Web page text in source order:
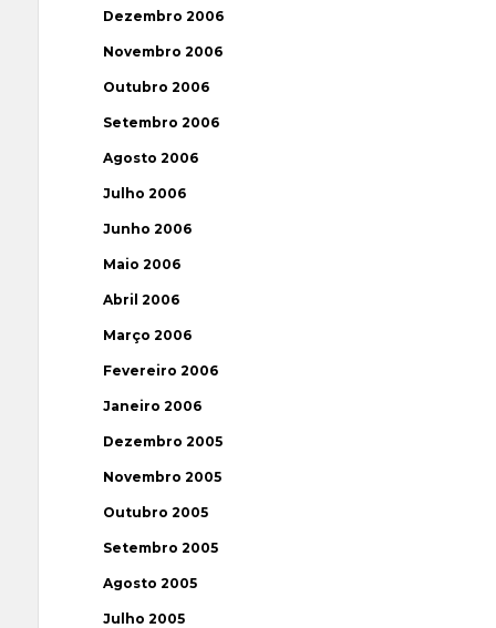
Dezembro 2006
Novembro 2006
Outubro 2006
Setembro 2006
Agosto 2006
Julho 2006
Junho 2006
Maio 2006
Abril 2006
Março 2006
Fevereiro 2006
Janeiro 2006
Dezembro 2005
Novembro 2005
Outubro 2005
Setembro 2005
Agosto 2005
Julho 2005